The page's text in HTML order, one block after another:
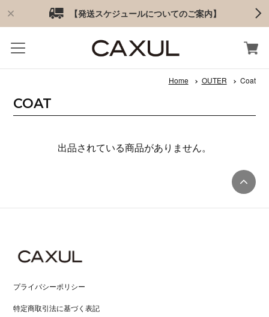
【発送スケジュールについてのご案内】
Home OUTER Coat
COAT
出品されている商品がありません。
プライバシーポリシー
特定商取引法に基づく表記